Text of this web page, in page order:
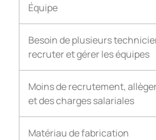
Équipe
Besoin de plusieurs
recruter et gérer les équipes
Moins de recrutement,
et des charges salariales
Matériau de fabrication